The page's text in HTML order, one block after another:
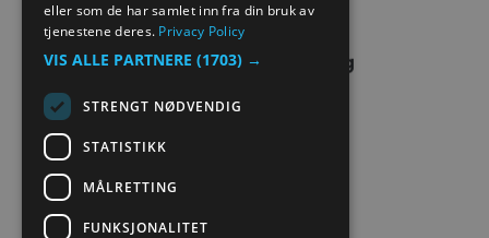
eller som de har samlet inn fra din bruk av
tjenestene deres. Privacy Policy
VIS ALLE PARTNERE (1703) →
STRENGT NØDVENDIG
STATISTIKK
MÅLRETTING
FUNKSJONALITET